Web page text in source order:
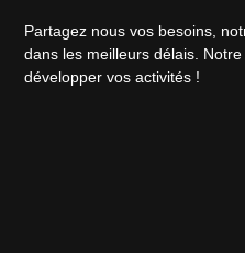
Partagez nous vos besoins,
dans les meilleurs délais.
développer vos activités !